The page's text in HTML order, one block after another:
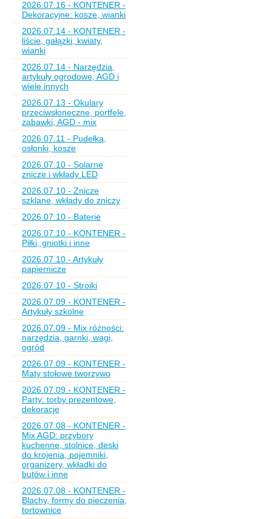
2026.07.16 - KONTENER -
Dekoracyjne: kosze, wianki
2026.07.14 - KONTENER -
liście, gałązki, kwiaty,
wianki
2026.07.14 - Narzędzia,
artykuły ogrodowe, AGD i
wiele innych
2026.07.13 - Okulary
przeciwsłoneczne, portfele,
zabawki, AGD - mix
2026.07.11 - Pudełka,
osłonki, kosze
2026.07.10 - Solarne
znicze i wkłady LED
2026.07.10 - Znicze
szklane, wkłady do zniczy
2026.07.10 - Baterie
2026.07.10 - KONTENER -
Piłki, gniotki i inne
2026.07.10 - Artykuły
papiernicze
2026.07.10 - Stroiki
2026.07.09 - KONTENER -
Artykuły szkolne
2026.07.09 - Mix różności:
narzędzia, garnki, wagi,
ogród
2026.07.09 - KONTENER -
Maty stołowe tworzywo
2026.07.09 - KONTENER -
Party: torby prezentowe,
dekoracje
2026.07.08 - KONTENER -
Mix AGD: przybory
kuchenne, stolnice, deski
do krojenia, pojemniki,
organizery, wkładki do
butów i inne
2026.07.08 - KONTENER -
Blachy, formy do pieczenia,
tortownice